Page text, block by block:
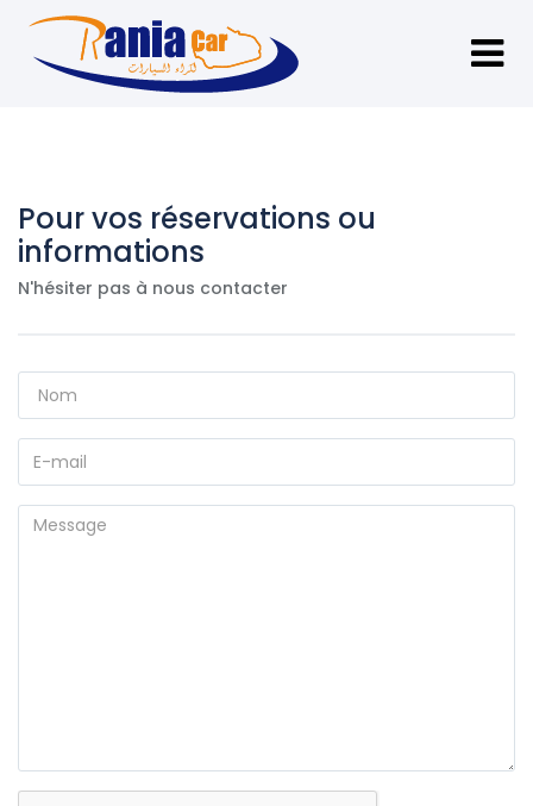
Pour vos réservations ou
informations
N'hésiter pas à nous contacter